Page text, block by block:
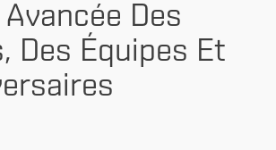
Des
Des Équipes Et